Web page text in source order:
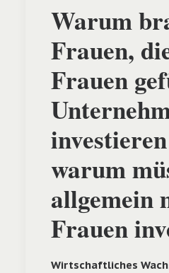
Warum
Frauen,
Frauen
warum
allgemein
Frauen
Wirtschaftliches